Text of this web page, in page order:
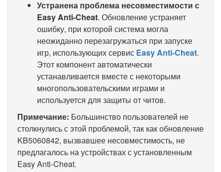
Устранена проблема несовместимости с
Easy Anti-Cheat. Обновление устраняет
ошибку, при которой система могла
неожиданно перезагружаться при запуске
игр, использующих сервис Easy Anti-Cheat.
Этот компонент автоматически
устанавливается вместе с некоторыми
многопользовательскими играми и
используется для защиты от читов.
Примечание: Большинство пользователей не
столкнулись с этой проблемой, так как обновление
KB5060842, вызвавшее несовместимость, не
предлагалось на устройствах с установленным
Easy Anti-Cheat.